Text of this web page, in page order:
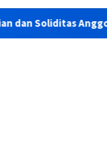
Polres